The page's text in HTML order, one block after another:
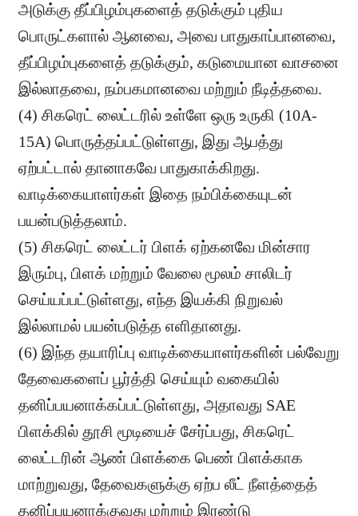
அடுக்கு தீப்பிழம்புகளைத் தடுக்கும் புதிய
பொருட்களால் ஆனவை, அவை பாதுகாப்பானவை,
தீப்பிழம்புகளைத் தடுக்கும், கடுமையான வாசனை
இல்லாதவை, நம்பகமானவை மற்றும் நீடித்தவை.
(4) சிகரெட் லைட்டரில் உள்ளே ஒரு உருகி (10A-
15A) பொருத்தப்பட்டுள்ளது, இது ஆபத்து
ஏற்பட்டால் தானாகவே பாதுகாக்கிறது.
வாடிக்கையாளர்கள் இதை நம்பிக்கையுடன்
பயன்படுத்தலாம்.
(5) சிகரெட் லைட்டர் பிளக் ஏற்கனவே மின்சார
இரும்பு, பிளக் மற்றும் வேலை மூலம் சாலிடர்
செய்யப்பட்டுள்ளது, எந்த இயக்கி நிறுவல்
இல்லாமல் பயன்படுத்த எளிதானது.
(6) இந்த தயாரிப்பு வாடிக்கையாளர்களின் பல்வேறு
தேவைகளைப் பூர்த்தி செய்யும் வகையில்
தனிப்பயனாக்கப்பட்டுள்ளது, அதாவது SAE
பிளக்கில் தூசி மூடியைச் சேர்ப்பது, சிகரெட்
லைட்டரின் ஆண் பிளக்கை பெண் பிளக்காக
மாற்றுவது, தேவைகளுக்கு ஏற்ப லீட் நீளத்தைத்
தனிப்பயனாக்குவது மற்றும் இரண்டு